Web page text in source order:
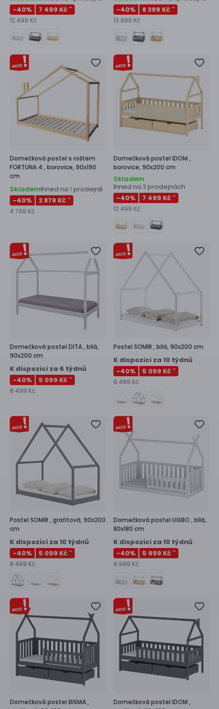
-40% 7 499 Kč **
12 499 Kč
-40% 8 399 Kč **
13 999 Kč
Domečková postel s roštem
FORTUNA 4 , borovice, 90x190
cm
SklademIhned na 1 prodejně
-40% 2 879 Kč **
4 799 Kč
Domečková postel IDOM ,
borovice, 90x200 cm
Skladem
Ihned na 3 prodejnách
-40% 7 499 Kč **
12 499 Kč
Domečková postel DITA , bílá,
90x200 cm
K dispozici za 6 týdnů
-40% 5 099 Kč **
8 499 Kč
Postel SOMIR , bílá, 90x200 cm
K dispozici za 10 týdnů
-40% 5 099 Kč **
8 499 Kč
Postel SOMIR , grafitová, 90x200
cm
K dispozici za 10 týdnů
-40% 5 099 Kč **
8 499 Kč
Domečková postel UGBO , bílá,
80x180 cm
K dispozici za 10 týdnů
-40% 5 999 Kč **
9 999 Kč
Domečková postel BISMA ,
Domečková postel IDOM ,